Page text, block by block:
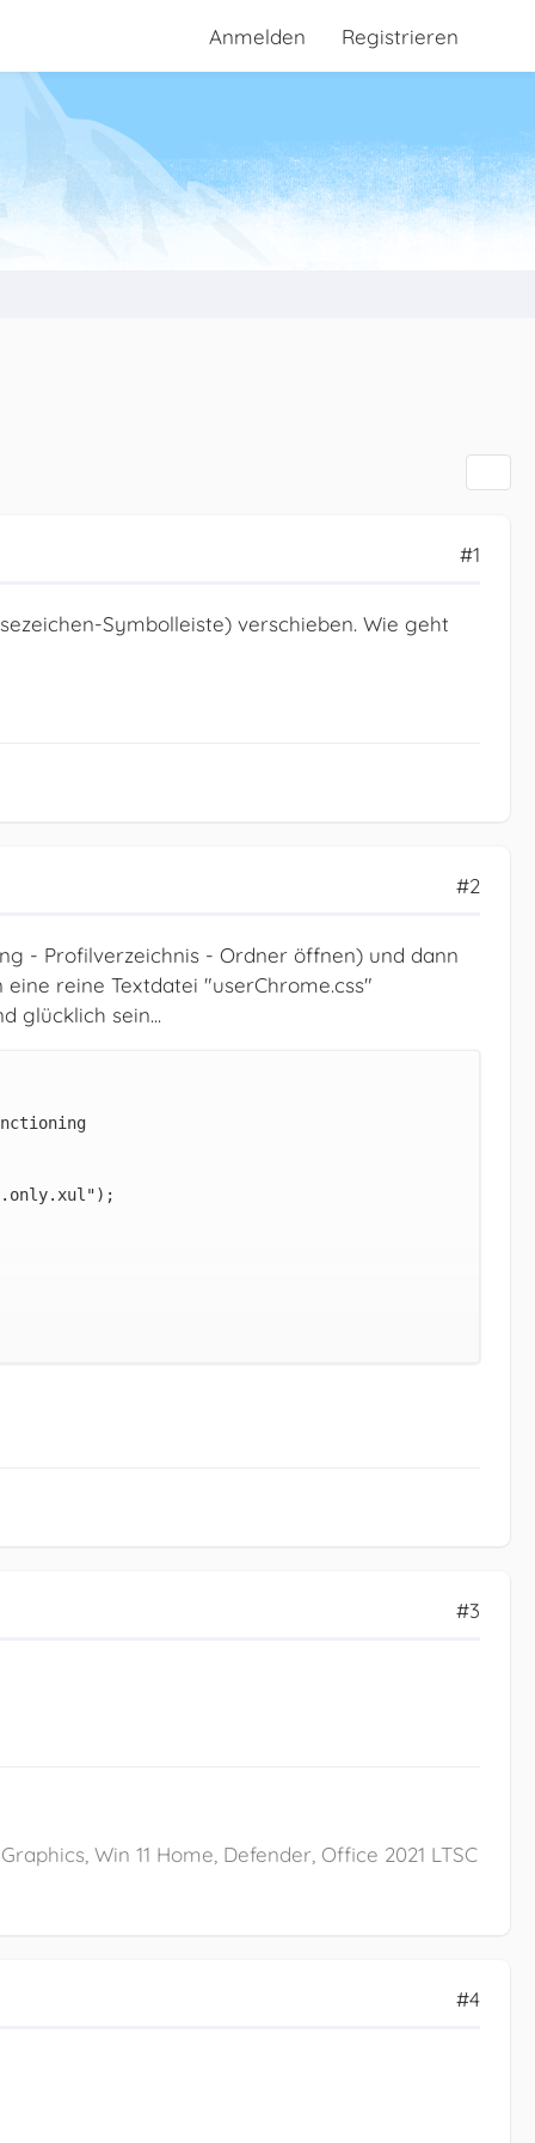
Anmelden Registrieren
#1
Symbolleiste) verschieben. Wie geht
#2
- Profilverzeichnis - Ordner öffnen) und dann
reine Textdatei "userChrome.css"
glücklich sein...
#3
Win 11 Home, Defender, Office 2021 LTSC
#4